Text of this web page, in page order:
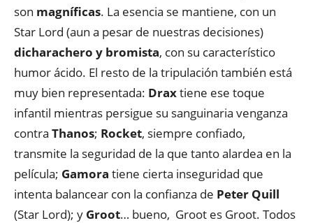
son magníficas. La esencia se mantiene, con un
Star Lord (aun a pesar de nuestras decisiones)
dicharachero y bromista, con su característico
humor ácido. El resto de la tripulación también está
muy bien representada: Draxtiene ese toque
infantil mientras persigue su sanguinaria venganza
contra Thanos; Rocket, siempre confiado,
transmite la seguridad de la que tanto alardea en la
película; Gamora tiene cierta inseguridad que
intenta balancear con la confianza de Peter Quill
(Star Lord); y Groot… bueno, Groot es Groot. Todos